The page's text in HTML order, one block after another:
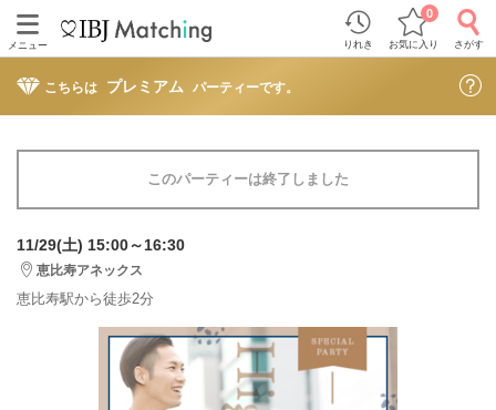
メニュー りれき お気に入り
0
さがす
こちらは プレミアム パーティーです。
このパーティーは終了しました
11/29(土) 15:00～16:30
恵比寿アネックス
恵比寿駅から徒歩2分